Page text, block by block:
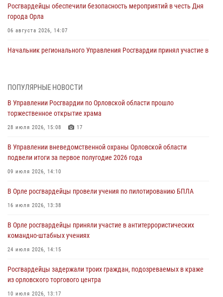
Росгвардейцы обеспечили безопасность мероприятий в честь Дня
города Орла
06 августа 2026, 14:07
Начальник регионального Управления Росгвардии принял участие в
первое полугодие
05 августа 2026, 13:12
совершении противоправных действий
04 августа 2026, 14:21
04 августа 2026, 14:06
предоставлении госуслуг
03 августа 2026, 14:30
ПОПУЛЯРНЫЕ НОВОСТИ
В Управлении Росгвардии по Орловской области прошло
торжественное открытие храма
28 июля 2026, 15:08 17
В Управлении вневедомственной охраны Орловской области
подвели итоги за первое полугодие 2026 года
09 июля 2026, 14:10
В Орле росгвардейцы провели учения по пилотированию БПЛА
16 июля 2026, 13:38
В Орле росгвардейцы приняли участие в антитеррористических
командно-штабных учениях
24 июля 2026, 14:15
Росгвардейцы задержали троих граждан, подозреваемых в краже
из орловского торгового центра
10 июля 2026, 13:17